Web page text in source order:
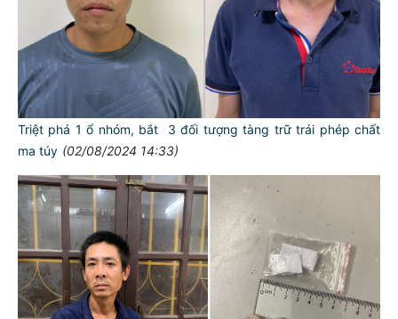
Triệt phá 1 ổ nhóm, bắt 3 đối tượng tàng trữ trái phép chất
ma túy (02/08/2024 14:33)